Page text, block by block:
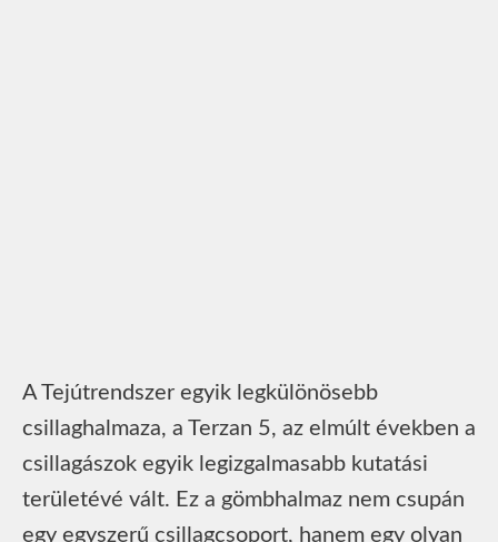
A Tejútrendszer egyik legkülönösebb
csillaghalmaza, a Terzan 5, az elmúlt években a
csillagászok egyik legizgalmasabb kutatási
területévé vált. Ez a gömbhalmaz nem csupán
egy egyszerű csillagcsoport, hanem egy olyan